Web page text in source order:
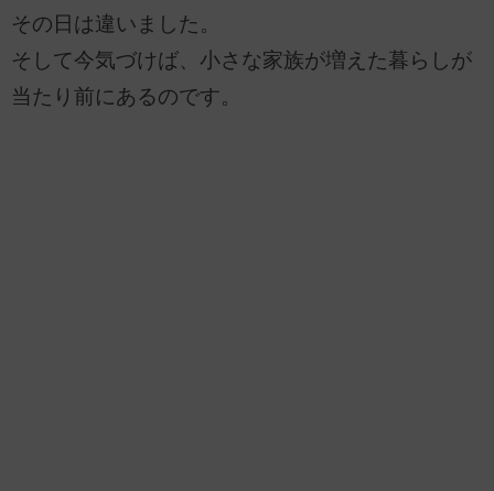
その日は違いました。
そして今気づけば、小さな家族が増えた暮らしが
当たり前にあるのです。